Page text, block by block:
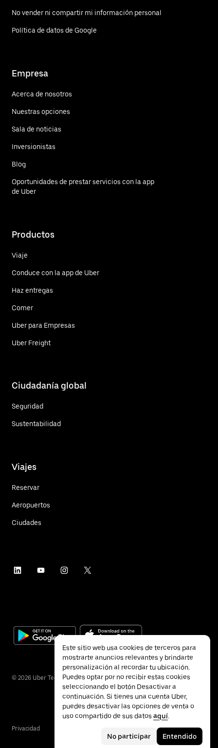
No vender ni compartir mi información personal
Política de datos de Google
Empresa
Acerca de nosotros
Nuestras opciones
Sala de noticias
Inversionistas
Blog
Oportunidades de prestar servicios con la app
de Uber
Productos
Viaje
Conduce con la app de Uber
Haz entregas
Comer
Uber para Empresas
Uber Freight
Ciudadanía global
Seguridad
Sustentabilidad
Viajes
Reservar
Aeropuertos
Ciudades
© 2026 Uber Technologies Inc.
Privacidad
Este sitio web usa cookies de terceros para
mostrarte anuncios relevantes y brindarte
personalización al recordar tu ubicación.
Puedes optar por no recibir estas cookies
seleccionando el botón Desactivar a
continuación. Si tienes una cuenta Uber,
puedes desactivar las opciones de venta o
uso compartido de sus datos aquí.
No participar Entendido